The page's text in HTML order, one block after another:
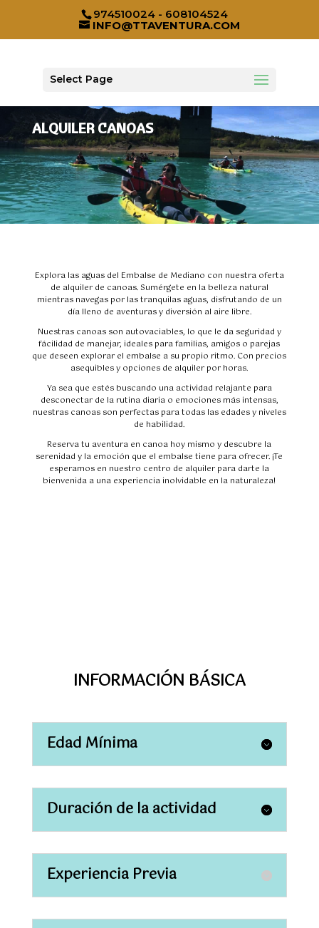
974510024 - 608104524
INFO@TTAVENTURA.COM
Select Page
ALQUILER CANOAS
Explora las aguas del Embalse de Mediano con nuestra oferta
de alquiler de canoas. Sumérgete en la belleza natural
mientras navegas por las tranquilas aguas, disfrutando de un
día lleno de aventuras y diversión al aire libre.
Nuestras canoas son autovaciables, lo que le da seguridad y
fácilidad de manejar, ideales para familias, amigos o parejas
que deseen explorar el embalse a su propio ritmo. Con precios
asequibles y opciones de alquiler por horas.
Ya sea que estés buscando una actividad relajante para
desconectar de la rutina diaria o emociones más intensas,
nuestras canoas son perfectas para todas las edades y niveles
de habilidad.
Reserva tu aventura en canoa hoy mismo y descubre la
serenidad y la emoción que el embalse tiene para ofrecer. ¡Te
esperamos en nuestro centro de alquiler para darte la
bienvenida a una experiencia inolvidable en la naturaleza!
INFORMACIÓN BÁSICA
Edad Mínima
Duración de la actividad
Experiencia Previa